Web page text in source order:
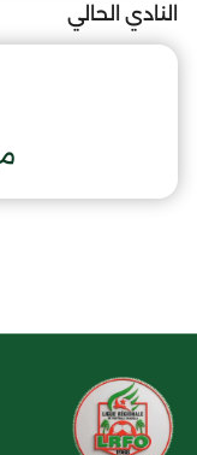
النادي الحالي